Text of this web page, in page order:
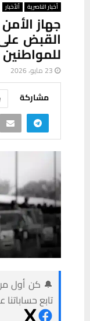
أخبار الناصرية ألأخبار
جهاز
القبض
للمواطنين
23 مايو، 2026
مشاركة
🔔 كن أول من
تابع